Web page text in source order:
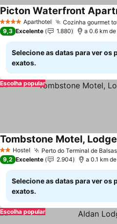
4 EstrelasAparthotel Cozinha gourmet
Picton Waterfront
9,3 Excelente 1.880 a 0.6 km
Selecione as datas para ver os
exatos.
Escolha popular
2 Estrelas
Hostel Perto do Terminal de
Tombstone Motel,
9,2 Excelente 2.904 a 0.1 km
Selecione as datas para ver os
exatos.
Escolha popular